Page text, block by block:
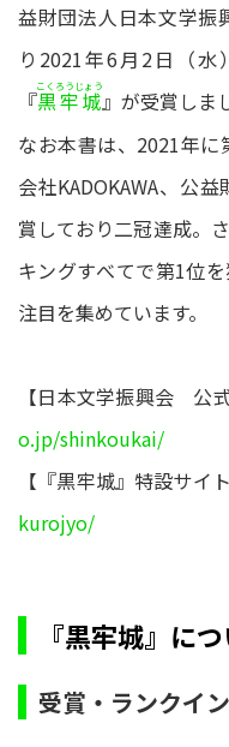
益財団法人日本文学振
り2021年6月2日（
『黒牢城
こくろうじょう』が受賞しま
なお本書は、2021年
会社KADOKAWA、公
賞しており二冠達成。
キングすべてで第1位
注目を集めています。
【日本文学振興会 公
o.jp/shinkoukai/
【『黒牢城』特設サイト
kurojyo/
『黒牢城』に
受賞・ランクイ